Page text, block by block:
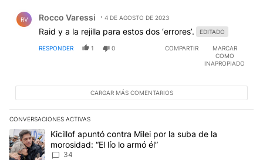
RV Rocco Varessi 4 DE AGOSTO DE 2023
Raid y a la rejilla para estos dos ‘errores’. EDITADO
RESPONDER 1 0 COMPARTIR
MARCAR
COMO
INAPROPIADO
CARGAR MÁS COMENTARIOS
CONVERSACIONES ACTIVAS
Este listado muestra los artículos con más comentarios en los
Un artículo de tendencia con el título "Kicillof apuntó contra Milei
Kicillof apuntó contra Milei por la suba de la
morosidad: “El lío lo armó él”
34